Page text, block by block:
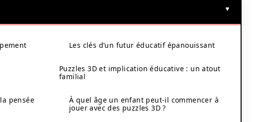
pensée
Les clés d’un futur éducatif épanouissant
Puzzles 3D et implication éducative : un atout
familial
À quel âge un enfant peut-il commencer à
jouer avec des puzzles 3D ?